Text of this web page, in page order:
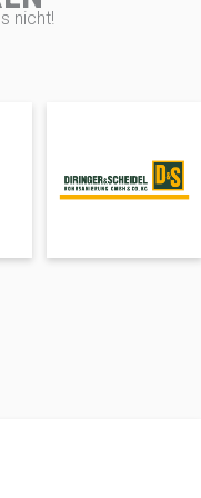
nicht!